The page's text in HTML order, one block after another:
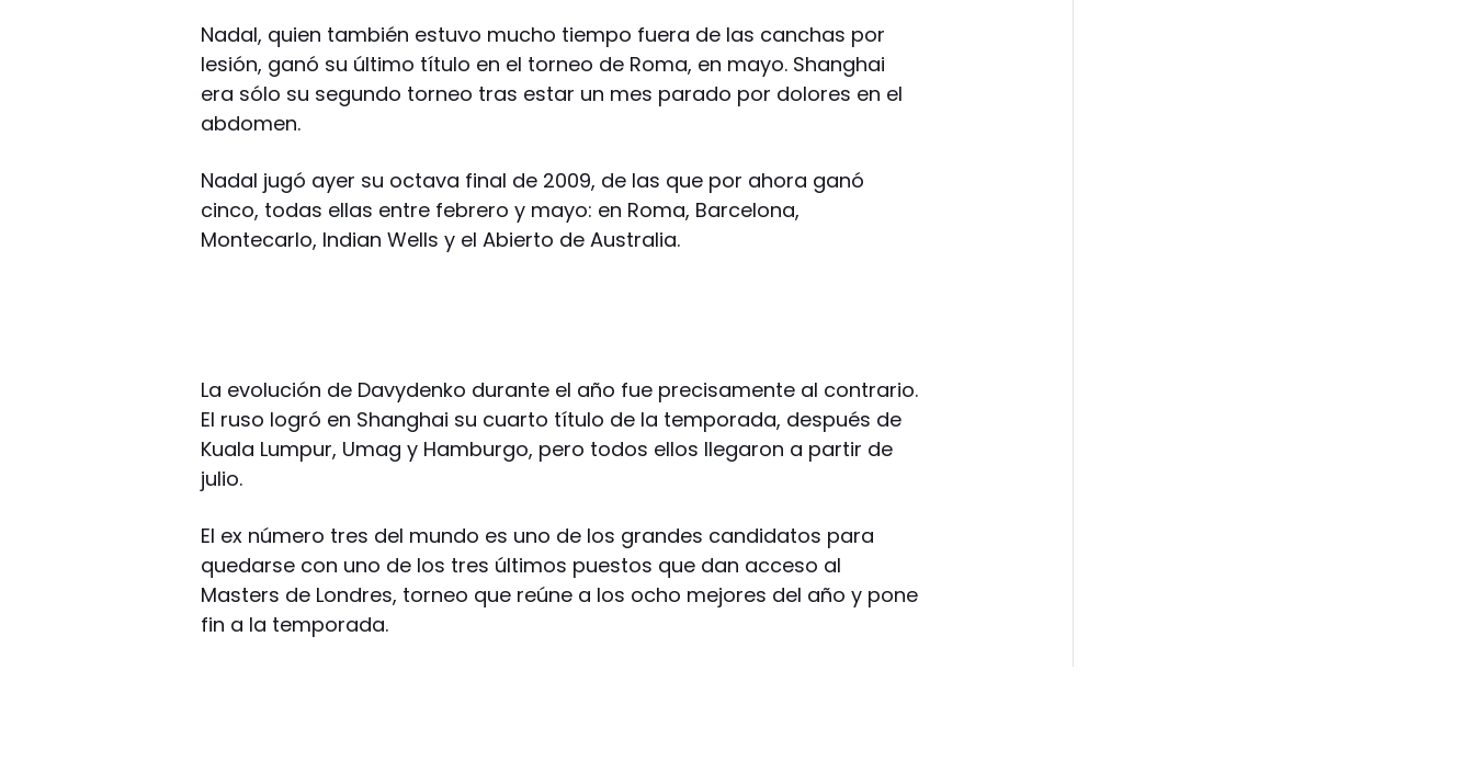
Nadal, quien también estuvo mucho tiempo fuera de las canchas por
lesión, ganó su último título en el torneo de Roma, en mayo. Shanghai
era sólo su segundo torneo tras estar un mes parado por dolores en el
abdomen.
Nadal jugó ayer su octava final de 2009, de las que por ahora ganó
cinco, todas ellas entre febrero y mayo: en Roma, Barcelona,
Montecarlo, Indian Wells y el Abierto de Australia.
La evolución de Davydenko durante el año fue precisamente al contrario.
El ruso logró en Shanghai su cuarto título de la temporada, después de
Kuala Lumpur, Umag y Hamburgo, pero todos ellos llegaron a partir de
julio.
El ex número tres del mundo es uno de los grandes candidatos para
quedarse con uno de los tres últimos puestos que dan acceso al
Masters de Londres, torneo que reúne a los ocho mejores del año y pone
fin a la temporada.